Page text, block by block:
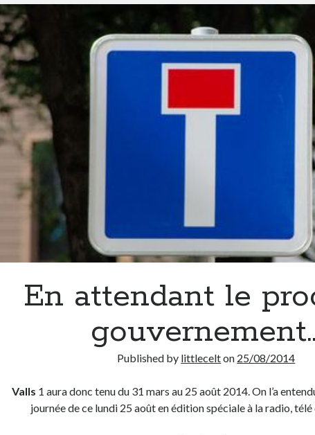
En attendant le
Published by littlecelton 25/08/2014
Valls 1 aura donc tenu du 31 mars au 25 août 2014. On l’a
journée de ce lundi 25 août en édition spéciale à la radio,